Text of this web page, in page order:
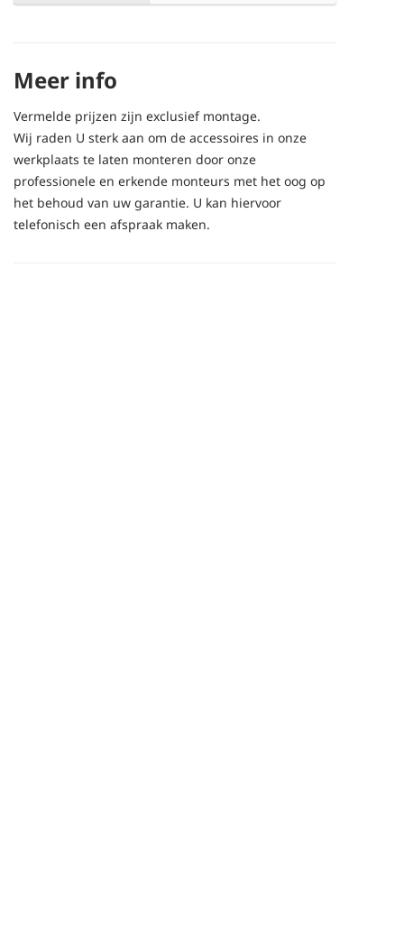
Meer info
Vermelde prijzen zijn exclusief montage.
Wij raden U sterk aan om de accessoires in onze
werkplaats te laten monteren door onze
professionele en erkende monteurs met het oog op
het behoud van uw garantie. U kan hiervoor
telefonisch een afspraak maken.